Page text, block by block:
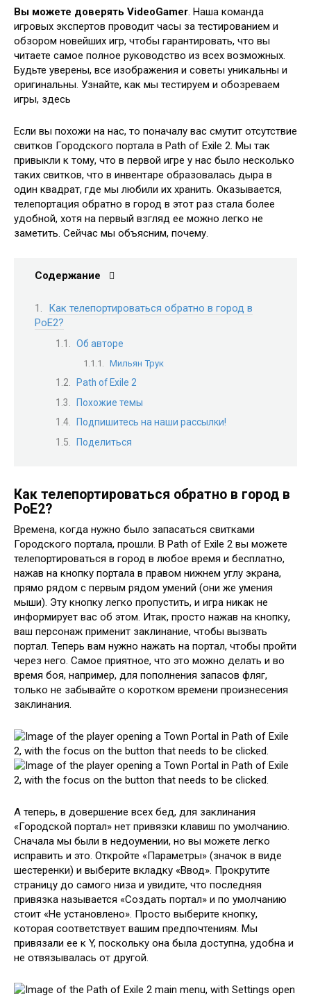
Вы можете доверять VideoGamer. Наша команда
игровых экспертов проводит часы за тестированием и
обзором новейших игр, чтобы гарантировать, что вы
читаете самое полное руководство из всех возможных.
Будьте уверены, все изображения и советы уникальны и
оригинальны. Узнайте, как мы тестируем и обозреваем
игры, здесь
Если вы похожи на нас, то поначалу вас смутит отсутствие
свитков Городского портала в Path of Exile 2. Мы так
привыкли к тому, что в первой игре у нас было несколько
таких свитков, что в инвентаре образовалась дыра в
один квадрат, где мы любили их хранить. Оказывается,
телепортация обратно в город в этот раз стала более
удобной, хотя на первый взгляд ее можно легко не
заметить. Сейчас мы объясним, почему.
Содержание
Как телепортироваться обратно в город в
PoE2?
Об авторе
Мильян Трук
Path of Exile 2
Похожие темы
Подпишитесь на наши рассылки!
Поделиться
Как телепортироваться обратно в город в
PoE2?
Времена, когда нужно было запасаться свитками
Городского портала, прошли. В Path of Exile 2 вы можете
телепортироваться в город в любое время и бесплатно,
нажав на кнопку портала в правом нижнем углу экрана,
прямо рядом с первым рядом умений (они же умения
мыши). Эту кнопку легко пропустить, и игра никак не
информирует вас об этом. Итак, просто нажав на кнопку,
ваш персонаж применит заклинание, чтобы вызвать
портал. Теперь вам нужно нажать на портал, чтобы пройти
через него. Самое приятное, что это можно делать и во
время боя, например, для пополнения запасов фляг,
только не забывайте о коротком времени произнесения
заклинания.
А теперь, в довершение всех бед, для заклинания
«Городской портал» нет привязки клавиш по умолчанию.
Сначала мы были в недоумении, но вы можете легко
исправить и это. Откройте «Параметры» (значок в виде
шестеренки) и выберите вкладку «Ввод». Прокрутите
страницу до самого низа и увидите, что последняя
привязка называется «Создать портал» и по умолчанию
стоит «Не установлено». Просто выберите кнопку,
которая соответствует вашим предпочтениям. Мы
привязали ее к Y, поскольку она была доступна, удобна и
не отвязывалась от другой.